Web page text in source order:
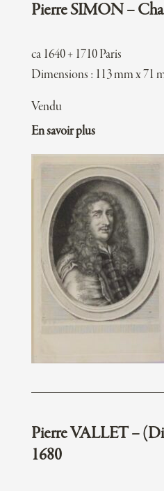
Pierre SIMON –
ca 1640 + 1710 Paris
Dimensions : 113 mm x 71
Vendu
En savoir plus
Pierre VALLET –
1680